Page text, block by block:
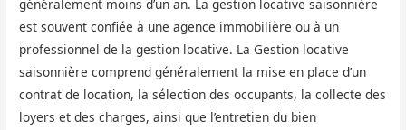
généralement moins d’un an. La gestion locative saisonnière
est souvent confiée à une agence immobilière ou à un
professionnel de la gestion locative. La Gestion locative
saisonnière comprend généralement la mise en place d’un
contrat de location, la sélection des occupants, la collecte des
loyers et des charges, ainsi que l’entretien du bien